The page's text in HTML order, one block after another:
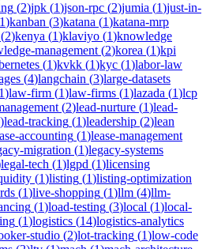
(2)jpk (1)json-rpc (2)jumia (1)just-in-
1)kanban (3)katana (1)katana-mrp
(2)kenya (1)klaviyo (1)knowledge
management (2)korea (1)kpi
(1)kvkk (1)kyc (1)labor-law
(4)langchain (3)large-datasets
1)law-firm (1)law-firms (1)lazada (1)lcp
(2)lead-nurture (1)lead-
)lead-tracking (1)leadership (2)lean
accounting (1)lease-management
migration (1)legacy-systems
legal-tech (1)lgpd (1)licensing
(1)listing (1)listing-optimization
(1)live-shopping (1)llm (4)llm-
(1)load-testing (3)local (1)local-
(1)logistics (14)logistics-analytics
studio (2)lot-tracking (1)low-code